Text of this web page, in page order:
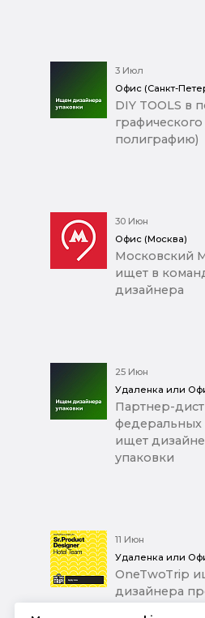
3 Июл
Офис (Санкт-
DIY TOOLS в
полиграфию)
30 Июн
Офис (Москва)
Московский
ищет в
дизайнера
25 Июн
Удаленка или
Партнер-
федеральных
ищет
упаковки
11 Июн
Удаленка или
OneTwoTrip
дизайнера